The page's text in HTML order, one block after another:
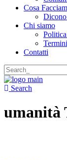
Cosa
Chi siamo
Contatti
Search
for:
Search
umanità